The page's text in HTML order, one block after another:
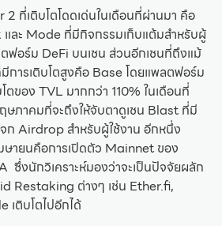
ที่เติบโตโดดเด่นในเดือนที่ผ่านมา คือ
ละ Mode ที่มีกิจกรรมเก็บแต้มสำหรับผู้
ตฟอร์ม DeFi บนเชน ส่วนอีกเชนที่ถึงแม้
การเติบโตสูงคือ Base โดยแพลตฟอร์ม
ของ TVL มากกว่า 110% ในเดือนที่
ษภาคมที่จะถึงให้จับตาดูเชน Blast ที่มี
ก Airdrop สำหรับผู้ใช้งาน อีกหนึ่ง
ษายนคือการเปิดตัว Mainnet ของ
งนักวิเคราะห์มองว่าจะเป็นปัจจัยผลัก
Restaking ต่างๆ เช่น Ether.fi,
เติบโตไปอีกได้